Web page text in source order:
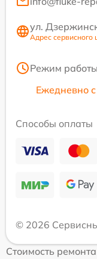
ул.
Адрес сервисного
Режим
Ежедневно
Способы оплаты
© 2026
Стоимость ремонта